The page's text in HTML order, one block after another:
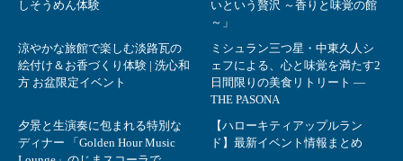
しそうめん体験
いという贅沢 ～香りと味覚の館
～」
涼やかな旅館で楽しむ淡路瓦の
絵付け＆お香づくり体験 | 洗心和
方 お盆限定イベント
ミシュラン三つ星・中東久人シ
ェフによる、心と味覚を満たす2
日間限りの美食リトリート ―
THE PASONA
夕景と生演奏に包まれる特別な
ディナー 「Golden Hour Music
【ハローキティアップルラン
ド】最新イベント情報まとめ